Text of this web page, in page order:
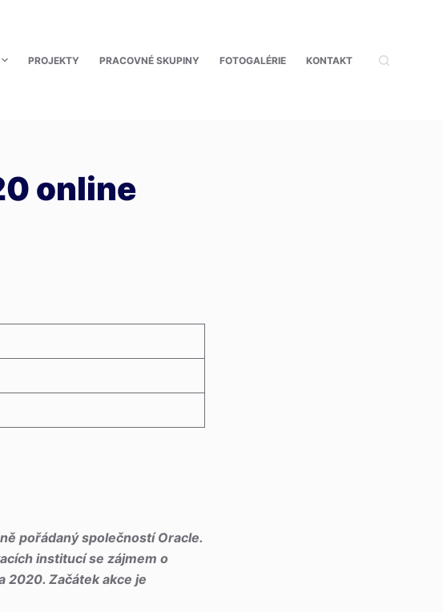
PROJEKTY PRACOVNÉ SKUPINY FOTOGALÉRIE KONTAKT
online
pořádaný společností Oracle.
institucí se zájmem o
2020. Začátek akce je